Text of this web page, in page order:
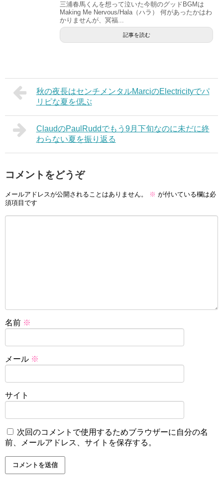
三浦春馬くんを想って泣いた今朝のグッドBGMは
Making Me Nervous/Hala（ハラ） 何があったかはわ
かりませんが、冥福...
記事を読む
秋の夜長はセンチメンタルMarciのElectricityでパ
リピな夏を偲ぶ
ClaudのPaulRuddでもう9月下旬なのに未だに終
わらない夏を振り返る
コメントをどうぞ
メールアドレスが公開されることはありません。 ※ が付いている欄は必
須項目です
名前 ※
メール ※
サイト
次回のコメントで使用するためブラウザーに自分の名
前、メールアドレス、サイトを保存する。